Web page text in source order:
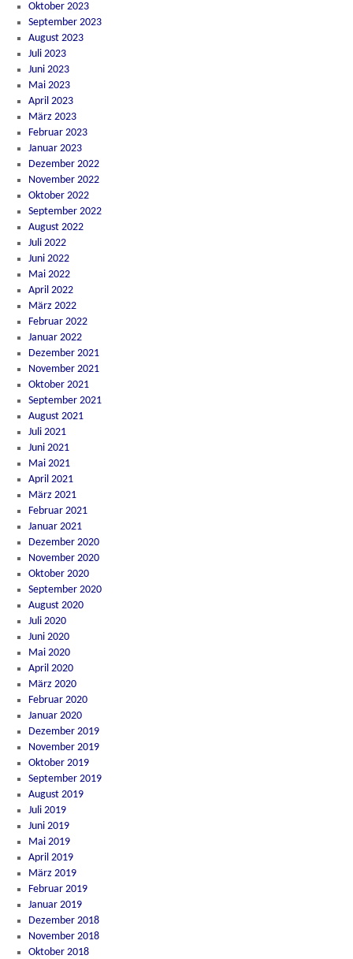
Oktober 2023
September 2023
August 2023
Juli 2023
Juni 2023
Mai 2023
April 2023
März 2023
Februar 2023
Januar 2023
Dezember 2022
November 2022
Oktober 2022
September 2022
August 2022
Juli 2022
Juni 2022
Mai 2022
April 2022
März 2022
Februar 2022
Januar 2022
Dezember 2021
November 2021
Oktober 2021
September 2021
August 2021
Juli 2021
Juni 2021
Mai 2021
April 2021
März 2021
Februar 2021
Januar 2021
Dezember 2020
November 2020
Oktober 2020
September 2020
August 2020
Juli 2020
Juni 2020
Mai 2020
April 2020
März 2020
Februar 2020
Januar 2020
Dezember 2019
November 2019
Oktober 2019
September 2019
August 2019
Juli 2019
Juni 2019
Mai 2019
April 2019
März 2019
Februar 2019
Januar 2019
Dezember 2018
November 2018
Oktober 2018